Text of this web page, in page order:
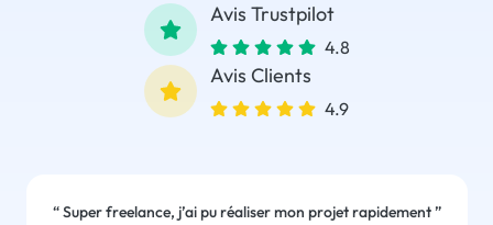
Avis Trustpilot
4.8
Avis Clients
4.9
“Super freelance, j’ai pu réaliser mon projet rapidement”